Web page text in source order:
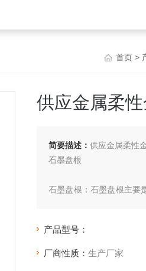
首页 >
供应金属柔
简要描述： 供应金属柔性
石墨盘根
石墨盘根：石墨盘根主要
产品型号：
厂商性质： 生产厂家